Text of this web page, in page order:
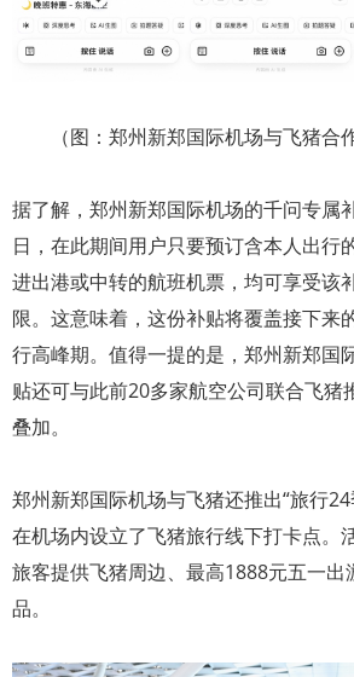
（图：郑州新郑国际机场与飞猪合
据了解，郑州新郑国际机场的千问专属
日，在此期间用户只要预订含本人出行
进出港或中转的航班机票，均可享受该
限。这意味着，这份补贴将覆盖接下来
行高峰期。值得一提的是，郑州新郑国
贴还可与此前20多家航空公司联合飞猪
叠加。
郑州新郑国际机场与飞猪还推出“旅行24
在机场内设立了飞猪旅行线下打卡点。
旅客提供飞猪周边、最高1888元五一出
品。